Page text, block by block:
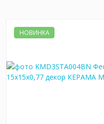
НОВИНКА